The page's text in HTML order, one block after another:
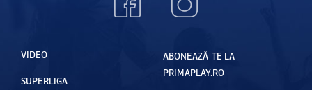
VIDEO
SUPERLIGA
ABONEAZĂ-TE LA
PRIMAPLAY.RO